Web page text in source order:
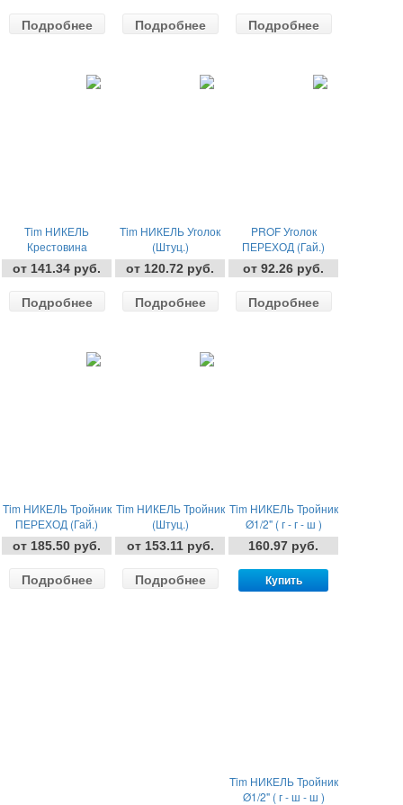
Подробнее Подробнее Подробнее
Tim НИКЕЛЬ
Крестовина
от 141.34 руб.
Подробнее
Tim НИКЕЛЬ Уголок
(Штуц.)
от 120.72 руб.
Подробнее
PROF Уголок
ПЕРЕХОД (Гай.)
от 92.26 руб.
Подробнее
Tim НИКЕЛЬ Тройник
ПЕРЕХОД (Гай.)
от 185.50 руб.
Подробнее
Tim НИКЕЛЬ Тройник
(Штуц.)
от 153.11 руб.
Подробнее
Tim НИКЕЛЬ Тройник
Ø1/2" ( г - г - ш )
160.97 руб.
Купить
Tim НИКЕЛЬ Тройник
Ø1/2" ( г - ш - ш )